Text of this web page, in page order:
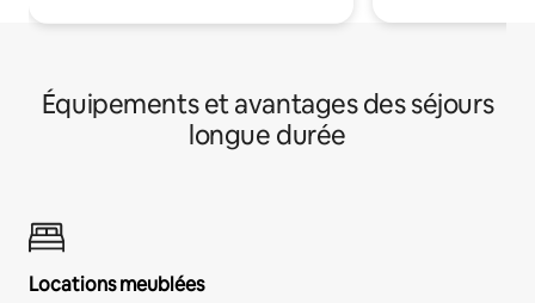
Équipements et avantages des séjours
longue durée
Locations meublées